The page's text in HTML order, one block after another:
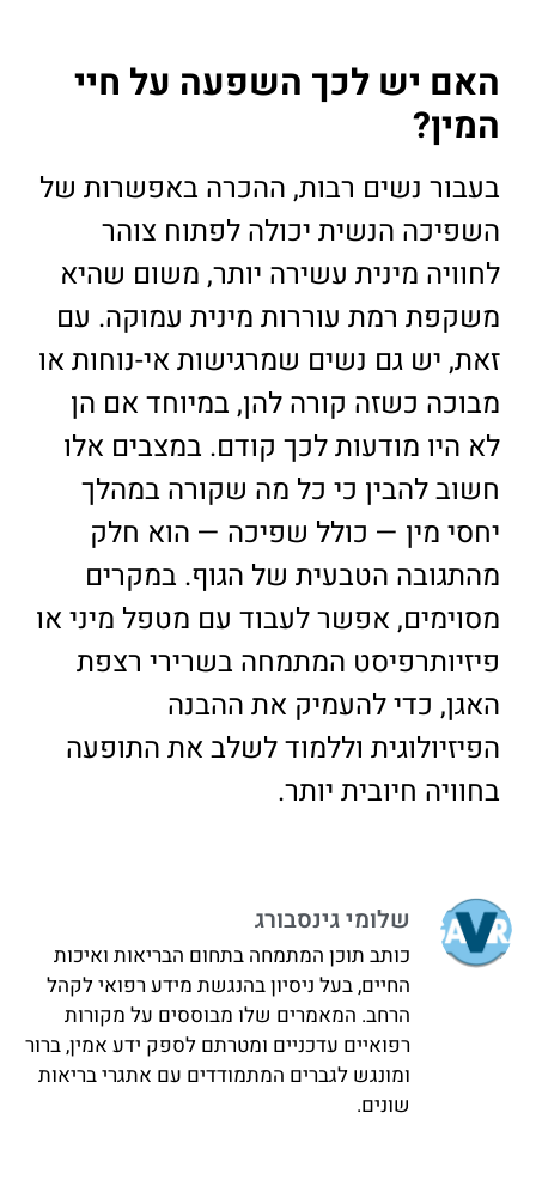
האם יש לכך השפעה על חיי
המין?
בעבור נשים רבות, ההכרה באפשרות של
השפיכה הנשית יכולה לפתוח צוהר
לחוויה מינית עשירה יותר, משום שהיא
משקפת רמת עוררות מינית עמוקה. עם
זאת, יש גם נשים שמרגישות אי-נוחות או
מבוכה כשזה קורה להן, במיוחד אם הן
לא היו מודעות לכך קודם. במצבים אלו
חשוב להבין כי כל מה שקורה במהלך
יחסי מין — כולל שפיכה — הוא חלק
מהתגובה הטבעית של הגוף. במקרים
מסוימים, אפשר לעבוד עם מטפל מיני או
פיזיותרפיסט המתמחה בשרירי רצפת
האגן, כדי להעמיק את ההבנה
הפיזיולוגית וללמוד לשלב את התופעה
בחוויה חיובית יותר.
שלומי גינסבורג
כותב תוכן המתמחה בתחום הבריאות ואיכות
החיים, בעל ניסיון בהנגשת מידע רפואי לקהל
הרחב. המאמרים שלו מבוססים על מקורות
רפואיים עדכניים ומטרתם לספק ידע אמין, ברור
ומונגש לגברים המתמודדים עם אתגרי בריאות
שונים.